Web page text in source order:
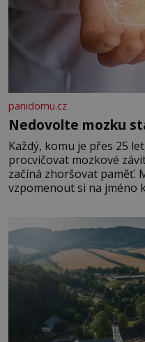
panidomu.cz
Nedovolte mozku
Každý, komu je přes 25
procvičovat mozkové
začíná zhoršovat paměť.
vzpomenout si na jméno
Je to opravdu tak, s
rozhodla stávkovat.